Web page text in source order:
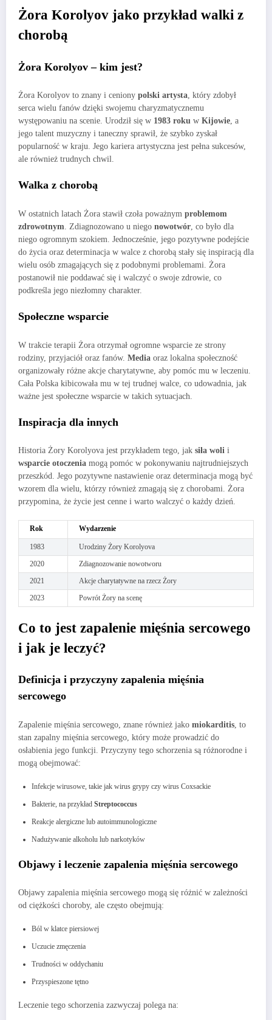
Żora Korolyov jako przykład walki z
chorobą
Żora Korolyov – kim jest?
Żora Korolyov to znany i ceniony polski artysta, który zdobył
serca wielu fanów dzięki swojemu charyzmatycznemu
występowaniu na scenie. Urodził się w 1983 roku w Kijowie, a
jego talent muzyczny i taneczny sprawił, że szybko zyskał
popularność w kraju. Jego kariera artystyczna jest pełna sukcesów,
ale również trudnych chwil.
Walka z chorobą
W ostatnich latach Żora stawił czoła poważnym problemom
zdrowotnym . Zdiagnozowano u niego nowotwór , co było dla
niego ogromnym szokiem. Jednocześnie, jego pozytywne podejście
do życia oraz determinacja w walce z chorobą stały się inspiracją dla
wielu osób zmagających się z podobnymi problemami. Żora
postanowił nie poddawać się i walczyć o swoje zdrowie, co
podkreśla jego niezłomny charakter.
Społeczne wsparcie
W trakcie terapii Żora otrzymał ogromne wsparcie ze strony
rodziny, przyjaciół oraz fanów. Media oraz lokalna społeczność
organizowały różne akcje charytatywne, aby pomóc mu w leczeniu.
Cała Polska kibicowała mu w tej trudnej walce, co udowadnia, jak
ważne jest społeczne wsparcie w takich sytuacjach.
Inspiracja dla innych
Historia Żory Korolyova jest przykładem tego, jak siła woli i
wsparcie otoczenia mogą pomóc w pokonywaniu najtrudniejszych
przeszkód. Jego pozytywne nastawienie oraz determinacja mogą być
wzorem dla wielu, którzy również zmagają się z chorobami. Żora
przypomina, że życie jest cenne i warto walczyć o każdy dzień.
Rok Wydarzenie
1983
Urodziny Żory Korolyova
2020
Zdiagnozowanie nowotworu
2021
Akcje charytatywne na rzecz Żory
2023
Powrót Żory na scenę
Co to jest zapalenie mięśnia sercowego
i jak je leczyć?
Definicja i przyczyny zapalenia mięśnia
sercowego
Zapalenie mięśnia sercowego, znane również jako miokarditis , to
stan zapalny mięśnia sercowego, który może prowadzić do
osłabienia jego funkcji. Przyczyny tego schorzenia są różnorodne i
mogą obejmować:
Infekcje wirusowe, takie jak wirus grypy czy wirus Coxsackie
Bakterie, na przykład Streptococcus
Reakcje alergiczne lub autoimmunologiczne
Nadużywanie alkoholu lub narkotyków
Objawy i leczenie zapalenia mięśnia sercowego
Objawy zapalenia mięśnia sercowego mogą się różnić w zależności
od ciężkości choroby, ale często obejmują:
Ból w klatce piersiowej
Uczucie zmęczenia
Trudności w oddychaniu
Przyspieszone tętno
Leczenie tego schorzenia zazwyczaj polega na: